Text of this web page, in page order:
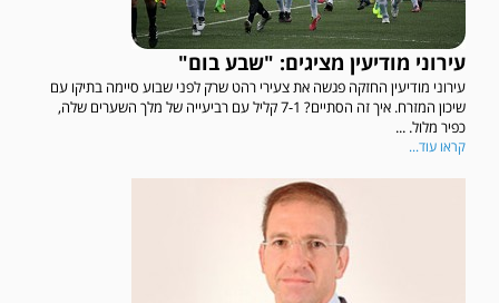
עירוני מודיעין מציגים: "שבע בום"
עירוני מודיעין החזקה פגשה את צעירי רהט שרק לפני שבוע סיימה בתיקו עם
שיכון המזרח. איך זה הסתיים? 7-1 קליל עם רביעייה של מלך השערים שלה,
כפיר מלול. ...
קראו עוד...